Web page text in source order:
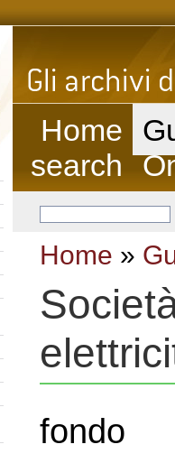
Home
search
Home »
fondo